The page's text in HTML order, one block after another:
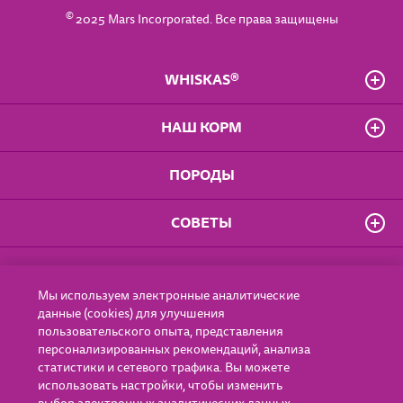
Питание
Кошкин дом
Играем вместе
Кошкин дом
Играем вместе
Питание
©2025 Mars Incorporated. Все права защищены
WHISKAS®
О бренде
Положение о конфиденциальности
Пользовательское соглашение
НАШ КОРМ
Для котят от 1 до 12 мес.
Влажные рационы
ПОРОДЫ
СОВЕТЫ
Старше 7 лет
Эксперты
ГДЕ КУПИТЬ
Рекламодатель
Мы используем электронные аналитические
данные (cookies) для улучшения
пользовательского опыта, представления
персонализированных рекомендаций, анализа
статистики и сетевого трафика. Вы можете
использовать настройки, чтобы изменить